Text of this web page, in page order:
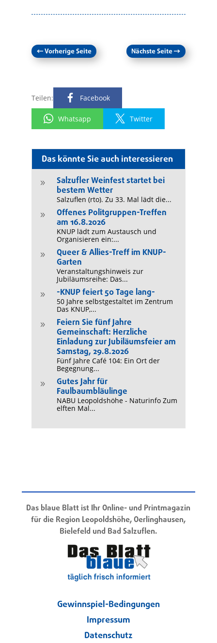
Das könnte Sie auch interessieren
9
Salzufler Weinfest startet bei
bestem Wetter
Salzuflen (rto). Zu 33. Mal lädt die...
9
Offenes Politgruppen-Treffen
am 16.8.2026
KNUP lädt zum Austausch und
Organisieren ein:...
9
Queer & Allies-Treff im KNUP-
Garten
Veranstaltungshinweis zur
Jubiläumsreihe: Das...
9 -KNUP feiert 50 Tage lang-
50 Jahre selbstgestaltet im Zentrum
Das KNUP,...
9
Feiern Sie fünf Jahre
Gemeinschaft: Herzliche
Einladung zur Jubiläumsfeier am
Samstag, 29.8.2026
Fünf Jahre Café 104: Ein Ort der
Begegnung...
9
Gutes Jahr für
Faulbaumbläulinge
NABU Leopoldshöhe - Naturinfo Zum
elften Mal...
←Vorherige Seite Nächste Seite→
Teilen: Facebook
Whatsapp Twitter
Das blaue Blatt ist Ihr Online- und Printmagazin
für die Region Leopoldshöhe, Oerlinghausen,
Bielefeld und Bad Salzuflen.
Gewinnspiel-Bedingungen
Impressum
Datenschutz